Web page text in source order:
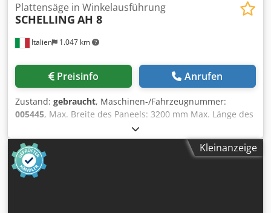
Italien 1.047 km
Plattensäge in Winkelausführung
SCHELLING AH 8
Preisinfo Anrufen
Zustand: gebraucht, Maschinen-/Fahrzeugnummer:
005445, Max. Breite des Paneels: 3200 mm Max. Länge des
Paneels: 2120 mm Max. Vorstand Hauptsägeblatt: 165 mm
Anzahl der Spannzangen, Längs: 4 Anzahl der
Spannzangen, Quer: 9 Djdpfx Ahjiiiuyepekr rotierende
Station: ja Ladesystem für die Dünnen: ja
Kleinanzeige